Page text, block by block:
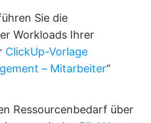
Sie die
Workloads Ihrer
ClickUp-Vorlage
– Mitarbeiter“
Ressourcenbedarf über